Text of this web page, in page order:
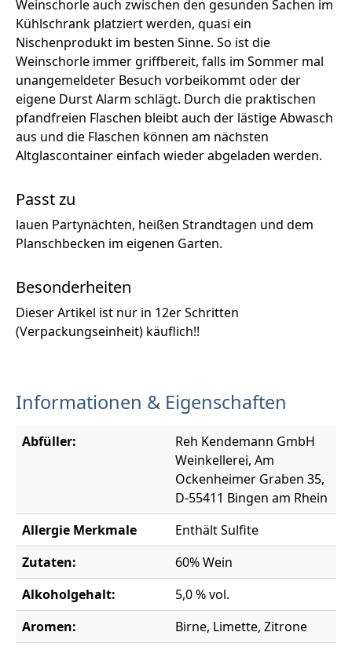
Weinschorle auch zwischen den gesunden Sachen im
Kühlschrank platziert werden, quasi ein
Nischenprodukt im besten Sinne. So ist die
Weinschorle immer griffbereit, falls im Sommer mal
unangemeldeter Besuch vorbeikommt oder der
eigene Durst Alarm schlägt. Durch die praktischen
pfandfreien Flaschen bleibt auch der lästige Abwasch
aus und die Flaschen können am nächsten
Altglascontainer einfach wieder abgeladen werden.
Passt zu
lauen Partynächten, heißen Strandtagen und dem
Planschbecken im eigenen Garten.
Besonderheiten
Dieser Artikel ist nur in 12er Schritten
(Verpackungseinheit) käuflich!!
Informationen & Eigenschaften
Abfüller:
Reh Kendemann GmbH
Weinkellerei, Am
Ockenheimer Graben 35,
D-55411 Bingen am Rhein
Allergie Merkmale
Enthält Sulfite
Zutaten:
60% Wein
Alkoholgehalt:
5,0 % vol.
Aromen:
Birne, Limette, Zitrone